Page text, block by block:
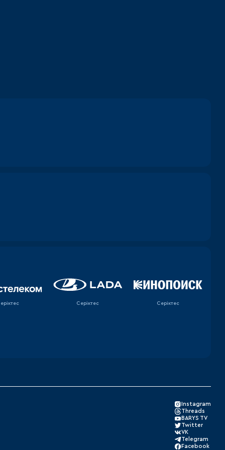
Серіктес Серіктес
Instagram
Threads
BARYS TV
Twitter
VK
Telegram
Facebook